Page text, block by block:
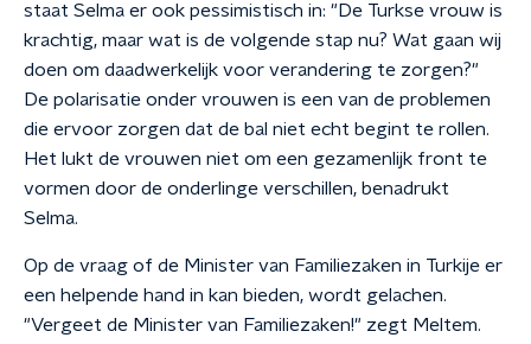
staat Selma er ook pessimistisch in: "De Turkse vrouw is
krachtig, maar wat is de volgende stap nu? Wat gaan wij
doen om daadwerkelijk voor verandering te zorgen?"
De polarisatie onder vrouwen is een van de problemen
die ervoor zorgen dat de bal niet echt begint te rollen.
Het lukt de vrouwen niet om een gezamenlijk front te
vormen door de onderlinge verschillen, benadrukt
Selma.
Op de vraag of de Minister van Familiezaken in Turkije er
een helpende hand in kan bieden, wordt gelachen.
"Vergeet de Minister van Familiezaken!" zegt Meltem.